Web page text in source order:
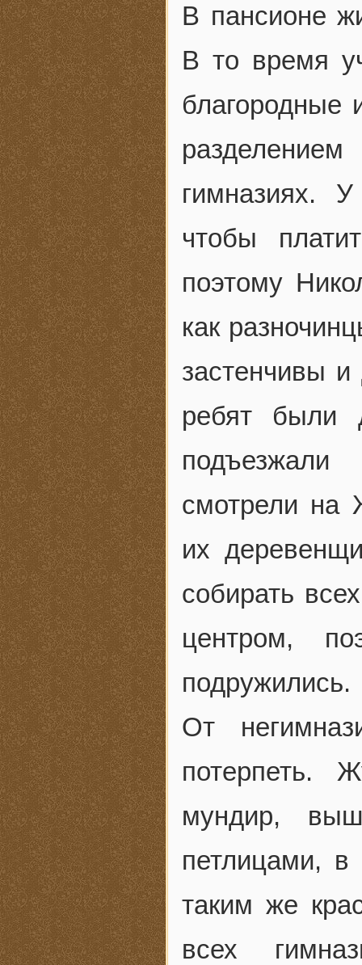
В пансионе
В то время
благородные
гимназиях.
чтобы
поэтому
как
застенчивы и
ребят были
смотрели на
их
собирать
центром,
подружились.
От
потерпеть.
мундир,
петлицами,
таким же
всех